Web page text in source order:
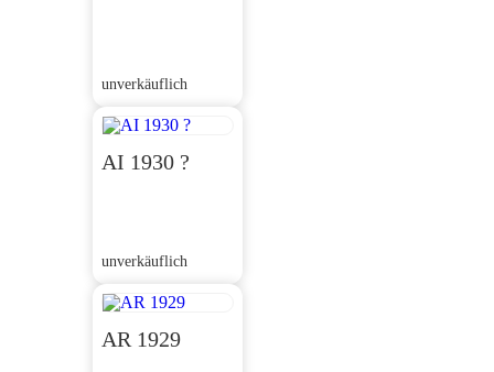
unverkäuflich
AI 1930 ?
unverkäuflich
AR 1929